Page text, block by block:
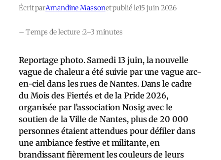
Écrit parAmandine Massonet publié le15 juin 2026
– Temps de lecture :2–3 minutes
Reportage photo. Samedi 13 juin, la nouvelle
vague de chaleur a été suivie par une vague arc-
en-ciel dans les rues de Nantes. Dans le cadre
du Mois des Fiertés et de la Pride 2026,
organisée par l’association Nosig avec le
soutien de la Ville de Nantes, plus de 20 000
personnes étaient attendues pour défiler dans
une ambiance festive et militante, en
brandissant fièrement les couleurs de leurs